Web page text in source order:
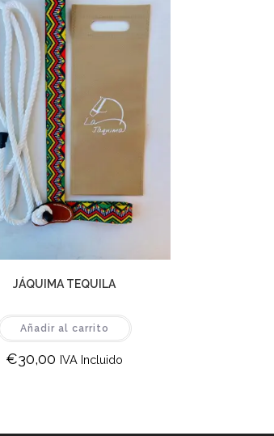
JÁQUIMA TEQUILA
Añadir al carrito
€30,00 IVA Incluido